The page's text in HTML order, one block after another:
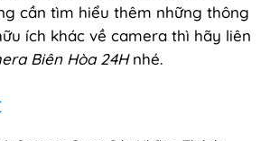
cần tìm hiểu thêm những thông
ích khác về camera thì hãy liên
Biên Hòa 24Hnhé.